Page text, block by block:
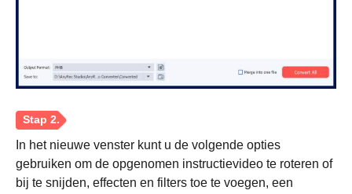
In het nieuwe venster kunt u de volgende opties
gebruiken om de opgenomen instructievideo te roteren of
bij te snijden, effecten en filters toe te voegen, een